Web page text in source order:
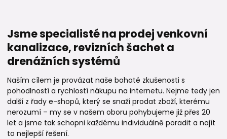
Jsme specialisté na prodej venkovní
kanalizace, revizních šachet a
drenážních systémů
Naším cílem je provázat naše bohaté zkušenosti s
pohodlností a rychlostí nákupu na internetu. Nejme tedy jen
další z řady e-shopů, který se snaží prodat zboží, kterému
nerozumí – my se v našem oboru pohybujeme již přes 20
let a jsme tak schopni každému individuálně poradit a najít
to nejlepší řešení.